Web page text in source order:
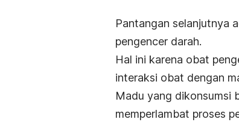
Pantangan selanjutnya
pengencer darah.
Hal ini karena obat
interaksi obat dengan
Madu yang dikonsumsi
memperlambat proses